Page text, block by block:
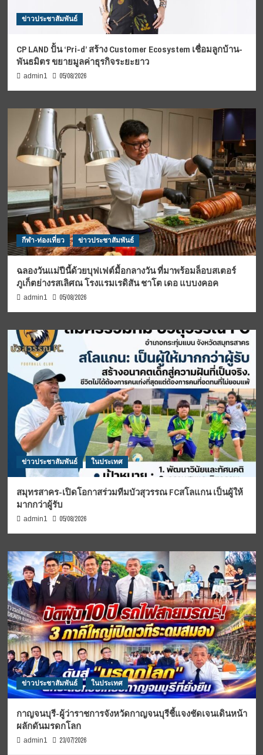
ข่าวประชาสัมพันธ์
CP LAND ปั้น ‘Pri-d’ สร้าง Customer Ecosystem เชื่อมลูกบ้าน-
พันธมิตร ขยายมูลค่าธุรกิจระยะยาว
admin1 05/08/2026
กีฬา-ท่องเที่ยว ข่าวประชาสัมพันธ์
ฉลองวันแม่ปีนี้ด้วยบุฟเฟต์มื้อกลางวัน ที่มาพร้อมล็อบสเตอร์
ภูเก็ตย่างรสเลิศณ โรงแรมเรดิสัน ชาโต เดอ แบบงคอค
admin1 05/08/2026
ข่าวประชาสัมพันธ์ ในประเทศ
สมุทรสาคร-เปิดโอกาสร่วมทีมบัวสุวรรณ FCสโลแกน เป็นผู้ให้
มากกว่าผู้รับ
admin1 05/08/2026
ข่าวประชาสัมพันธ์ ในประเทศ
กาญจนบุรี-ผู้ว่าราชการจังหวัดกาญจนบุรีชี้แจงชัดเจนเดินหน้า
ผลักดันมรดกโลก
admin1 23/07/2026